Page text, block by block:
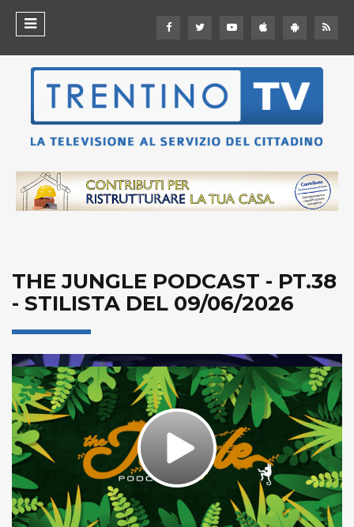
THE JUNGLE PODCAST - PT.38
- STILISTA DEL 09/06/2026
Play
Video